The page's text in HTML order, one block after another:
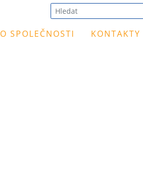
O SPOLEČNOSTI KONTAKTY